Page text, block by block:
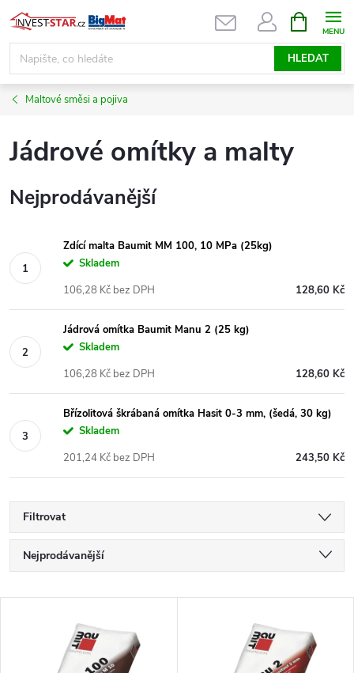
Přejít
na
obsah
HLEDAT
NÁKUPNÍ
KOŠÍK
Maltové směsi a pojiva
Jádrové omítky a malty
Nejprodávanější
Zdící malta Baumit MM 100, 10 MPa (25kg)
Skladem
128,60 Kč
106,28 Kč bez DPH
Jádrová omítka Baumit Manu 2 (25 kg)
Skladem
128,60 Kč
106,28 Kč bez DPH
Břízolitová škrábaná omítka Hasit 0-3 mm, (šedá, 30 kg)
Skladem
243,50 Kč
201,24 Kč bez DPH
Filtrovat
Ř
a
Nejprodávanější
Abecedně